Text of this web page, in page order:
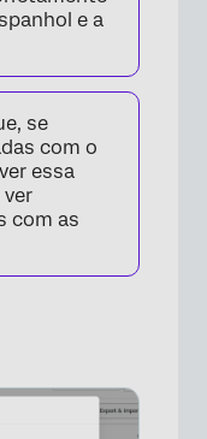
e a
se
com o
essa
ver
com as